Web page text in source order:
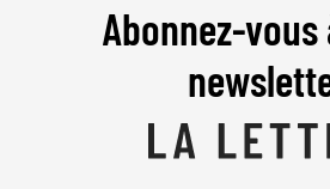
Abonnez-